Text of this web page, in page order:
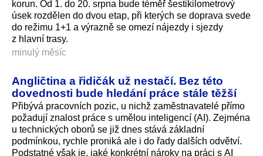
korun. Od 1. do 20. srpna bude téměř šestikilometrový
úsek rozdělen do dvou etap, při kterých se doprava svede
do režimu 1+1 a výrazně se omezí nájezdy i sjezdy
z hlavní trasy.
minulý měsíc
Angličtina a řidičák už nestačí. Bez této
dovednosti bude hledání práce stále těžší
Přibývá pracovních pozic, u nichž zaměstnavatelé přímo
požadují znalost práce s umělou inteligencí (AI). Zejména
u technických oborů se již dnes stává základní
podmínkou, rychle proniká ale i do řady dalších odvětví.
Podstatné však je, jaké konkrétní nároky na práci s AI